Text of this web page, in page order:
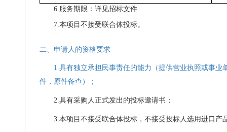
6.服务期限：详见招标文件
7.本项目不接受联合体投标。
二、申请人的资格要求
1.具有独立承担民事责任的能力（提供营业执照或事业
件，原件备查）；
2.具有采购人正式发出的投标邀请书 ；
3.本项目不接受联合体投标，不接受投标人选用进口产